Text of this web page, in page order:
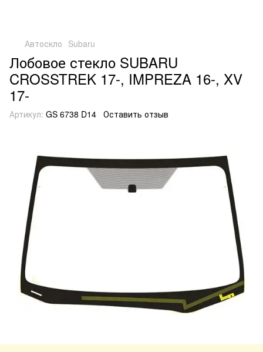
Автоскло Subaru
Лобовое стекло SUBARU
CROSSTREK 17-, IMPREZA 16-, XV
17-
Артикул: GS 6738 D14 Оставить отзыв